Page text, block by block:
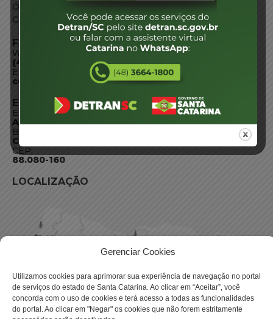
Gerenciar Cookies
Utilizamos cookies para aprimorar sua experiência de navegação no portal
de serviços do estado de Santa Catarina. Ao clicar em “Aceitar”, você
concorda com o uso de cookies e terá acesso a todas as funcionalidades
do portal. Ao clicar em "Negar" os cookies que não forem estritamente
Órgãos do Governo
Conheça SC
FALE CONOSCO
WhatsApp:
(48) 3664-1800
E-mail:
centraldeinformacoes@detran.sc.gov.br
ENDEREÇO
Endereço:
Av. Almirante Tamandaré - 480
Bairro:
Coqueiros, Florianópolis SC
CEP:
88.080-160
LOCALIZAÇÃO